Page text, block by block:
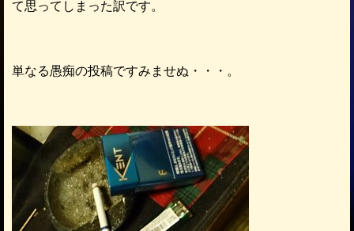
て思ってしまった訳です。
単なる愚痴の投稿ですみませぬ・・・。